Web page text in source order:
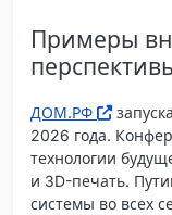
Примеры
ДОМ.РФ
2026 года.
технологии
и 3D-печать.
системы во всех